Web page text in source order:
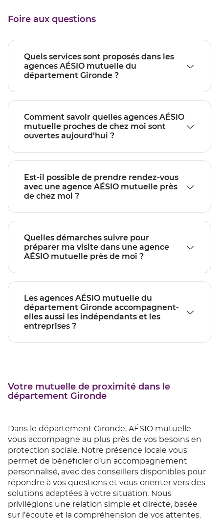
Foire aux questions
Quels services sont proposés dans les
agences AÉSIO mutuelle du
département Gironde ?
Comment savoir quelles agences AÉSIO
mutuelle proches de chez moi sont
ouvertes aujourd’hui ?
Est-il possible de prendre rendez-vous
avec une agence AÉSIO mutuelle près
de chez moi ?
Quelles démarches suivre pour
préparer ma visite dans une agence
AÉSIO mutuelle près de moi ?
Les agences AÉSIO mutuelle du
département Gironde accompagnent-
elles aussi les indépendants et les
entreprises ?
Votre mutuelle de proximité dans le
département Gironde
Dans le département Gironde, AÉSIO mutuelle
vous accompagne au plus près de vos besoins en
protection sociale. Notre présence locale vous
permet de bénéficier d’un accompagnement
personnalisé, avec des conseillers disponibles pour
répondre à vos questions et vous orienter vers des
solutions adaptées à votre situation. Nous
privilégions une relation simple et directe, basée
sur l’écoute et la compréhension de vos attentes.